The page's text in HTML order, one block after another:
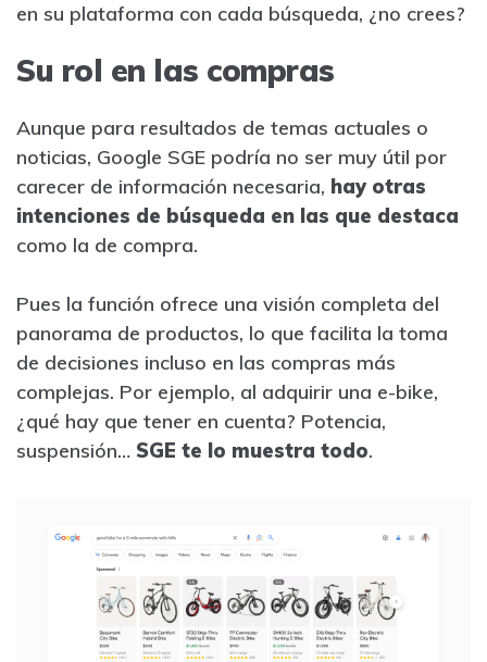
en su plataforma con cada búsqueda, ¿no crees?
Su rol en las compras
Aunque para resultados de temas actuales o
noticias, Google SGE podría no ser muy útil por
carecer de información necesaria, hay otras
intenciones de búsqueda en las que destaca
como la de compra.
Pues la función ofrece una visión completa del
panorama de productos, lo que facilita la toma
de decisiones incluso en las compras más
complejas. Por ejemplo, al adquirir una e-bike,
¿qué hay que tener en cuenta? Potencia,
suspensión… SGE te lo muestra todo.